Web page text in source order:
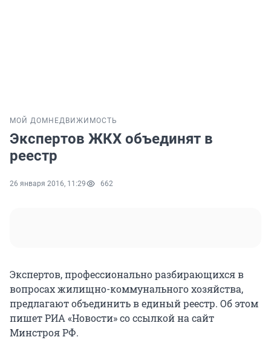
МОЙ ДОМ НЕДВИЖИМОСТЬ
Экспертов ЖКХ объединят в
реестр
26 января 2016, 11:29 662
Экспертов, профессионально разбирающихся в
вопросах жилищно-коммунального хозяйства,
предлагают объединить в единый реестр. Об этом
пишет РИА «Новости» со ссылкой на сайт
Минстроя РФ.